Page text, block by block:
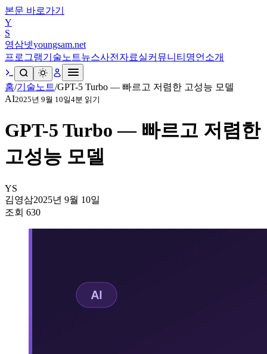
본문 바로가기
Y
S
영삼넷youngsam.net
프로그램기술노트뉴스사전 자료실커뮤니티 명언 소개
홈/기술노트/GPT-5 Turbo — 빠르고 저렴한 고성능 모델
AI2025년 9월 10일4분 읽기
GPT-5 Turbo — 빠르고 저렴한
고성능 모델
YS
김영삼2025년 9월 10일
조회 630